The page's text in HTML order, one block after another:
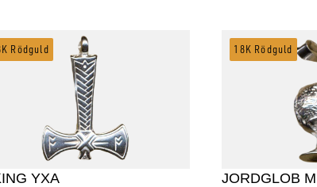
YXA
Rödguld
JORDGLOB
18K Rödguld